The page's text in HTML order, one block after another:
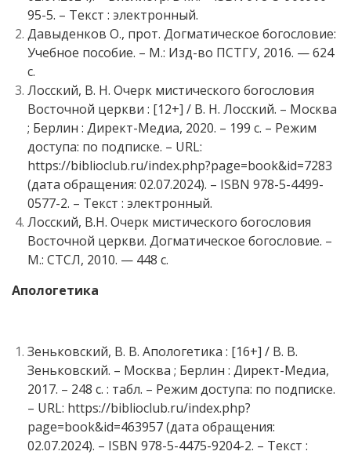
95-5. – Текст : электронный.
Давыденков О., прот. Догматическое богословие:
Учебное пособие. – М.: Изд-во ПСТГУ, 2016. — 624
с.
Лосский, В. Н. Очерк мистического богословия
Восточной церкви : [12+] / В. Н. Лосский. – Москва
; Берлин : Директ-Медиа, 2020. – 199 с. – Режим
доступа: по подписке. – URL:
https://biblioclub.ru/index.php?page=book&id=7283
(дата обращения: 02.07.2024). – ISBN 978-5-4499-
0577-2. – Текст : электронный.
Лосский, В.Н. Очерк мистического богословия
Восточной церкви. Догматическое богословие. –
М.: СТСЛ, 2010. — 448 с.
Апологетика
Зеньковский, В. В. Апологетика : [16+] / В. В.
Зеньковский. – Москва ; Берлин : Директ-Медиа,
2017. – 248 с. : табл. – Режим доступа: по подписке.
– URL: https://biblioclub.ru/index.php?
page=book&id=463957 (дата обращения:
02.07.2024). – ISBN 978-5-4475-9204-2. – Текст :